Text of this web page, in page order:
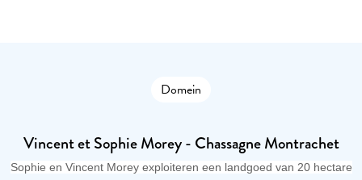
Domein
Vincent et Sophie Morey - Chassagne Montrachet
Sophie en Vincent Morey exploiteren een landgoed van 20 hectare